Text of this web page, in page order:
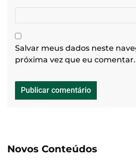
Salvar meus dados neste
próxima vez que eu comentar.
Novos Conteúdos